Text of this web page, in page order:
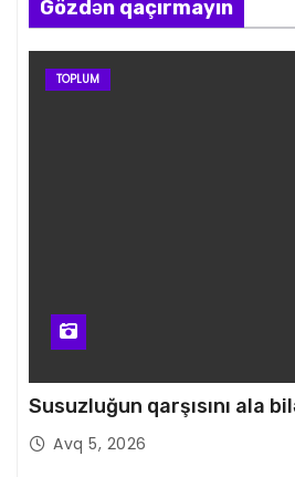
Gözdən qaçırmayın
TOPLUM
Susuzluğun qarşısını ala
Avq 5, 2026